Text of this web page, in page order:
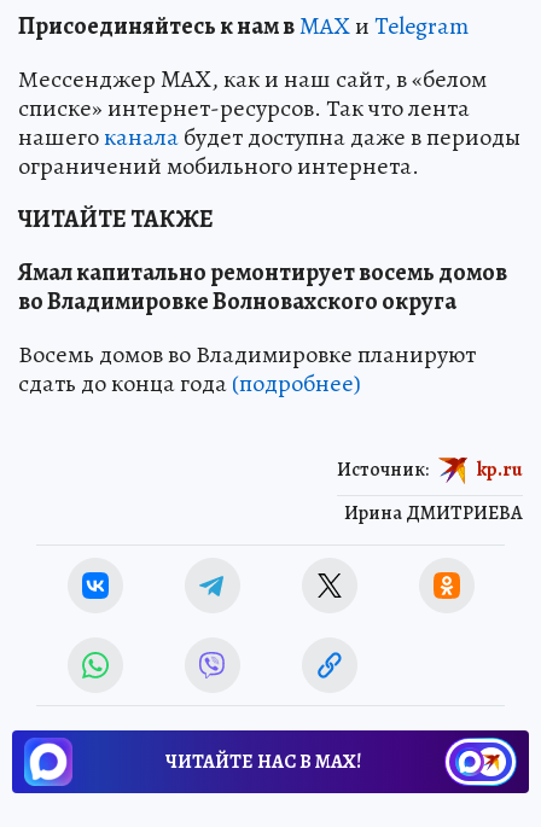
Присоединяйтесь к нам вMAXиTelegram
Мессенджер MAX, как и наш сайт, в «белом
списке» интернет-ресурсов. Так что лента
нашегоканалабудет доступна даже в периоды
ограничений мобильного интернета.
ЧИТАЙТЕ ТАКЖЕ
Ямал капитально ремонтирует восемь домов
во Владимировке Волновахского округа
Восемь домов во Владимировке планируют
сдать до конца года(подробнее)
Ирина ДМИТРИЕВА
Источник: kp.ru
ЧИТАЙТЕ НАС В МАХ!